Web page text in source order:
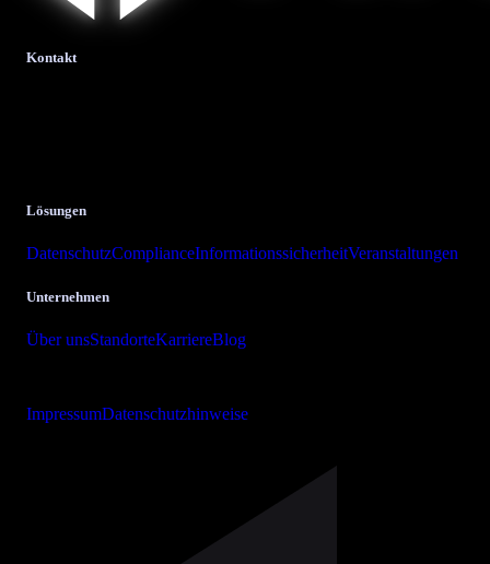
Kontakt
Lösungen
DatenschutzComplianceInformationssicherheitVeranstaltungen
Unternehmen
Über unsStandorteKarriereBlog
ImpressumDatenschutzhinweise